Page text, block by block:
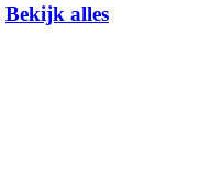
Bekijk alles